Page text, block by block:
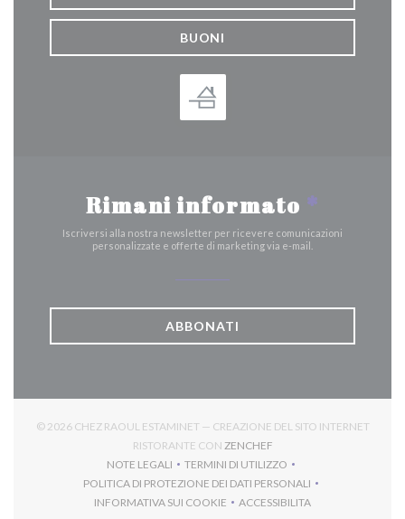
BUONI
Rimani informato *
Iscriversi alla nostra newsletter per ricevere comunicazioni
personalizzate e offerte di marketing via e-mail.
ABBONATI
© 2026 CHEZ RAOUL ESTAMINET — CREAZIONE DEL SITO INTERNET
RISTORANTE CON ZENCHEF((APRE UNA NUOVA
NOTE LEGALI
((APRE UNA NUOVA FINESTRA))
TERMINI DI UTILIZZO
((APRE UNA NUOVA FINESTRA))
POLITICA DI PROTEZIONE DEI DATI PERSONALI
((APRE UNA NUOVA FINESTRA))
INFORMATIVA SUI COOKIE
((APRE UNA NUOVA FINESTRA))
ACCESSIBILITA
((APRE UNA NUOVA